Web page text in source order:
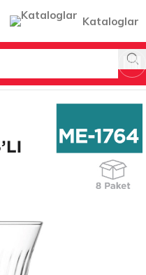
Kataloglar
& AKSESUARLARI